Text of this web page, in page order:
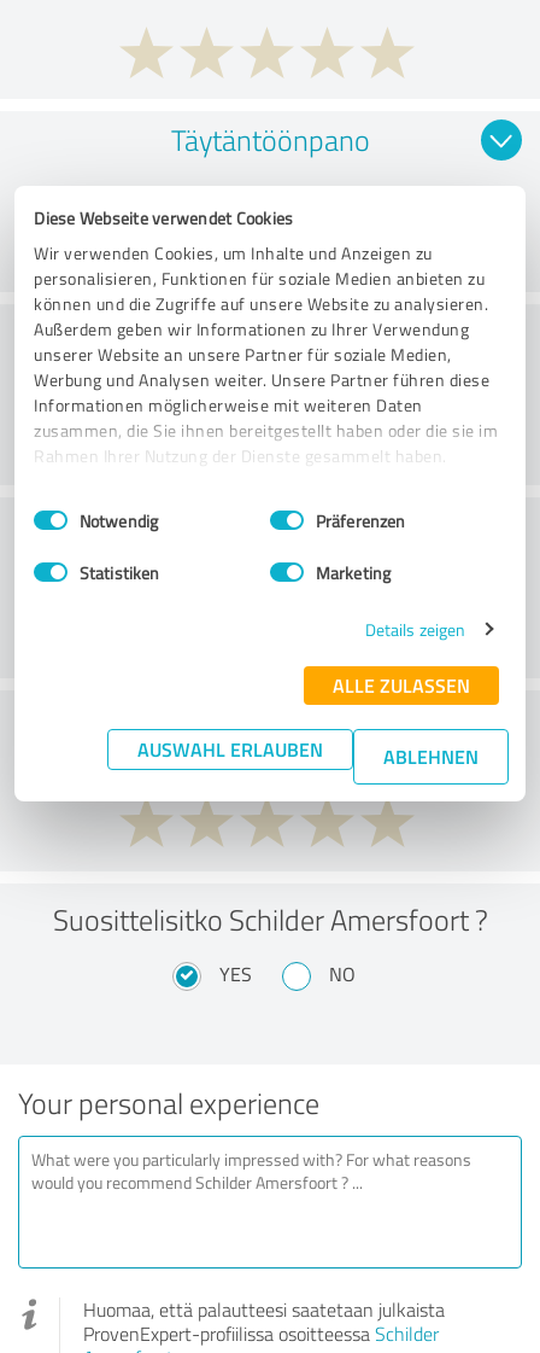
Diese Webseite verwendet Cookies
Wir verwenden Cookies, um Inhalte und Anzeigen zu
personalisieren, Funktionen für soziale Medien anbieten zu
können und die Zugriffe auf unsere Website zu analysieren.
Außerdem geben wir Informationen zu Ihrer Verwendung
unserer Website an unsere Partner für soziale Medien,
Werbung und Analysen weiter. Unsere Partner führen diese
Informationen möglicherweise mit weiteren Daten
zusammen, die Sie ihnen bereitgestellt haben oder die sie im
Rahmen Ihrer Nutzung der Dienste gesammelt haben.
Impressum Datenschutzbestimmungen
Einwilligungsauswahl
Notwendig Präferenzen
Statistiken Marketing
Details zeigen
ALLE ZULASSEN
AUSWAHL ERLAUBEN ABLEHNEN
Täytäntöönpano
Konsultointi
Asiakaspalvelu
Mitä mieltä olet hinta-laatusuhteesta?
Suosittelisitko Schilder Amersfoort ?
YES NO
Your personal experience
Huomaa, että palautteesi saatetaan julkaista
ProvenExpert-profiilissa osoitteessaSchilder